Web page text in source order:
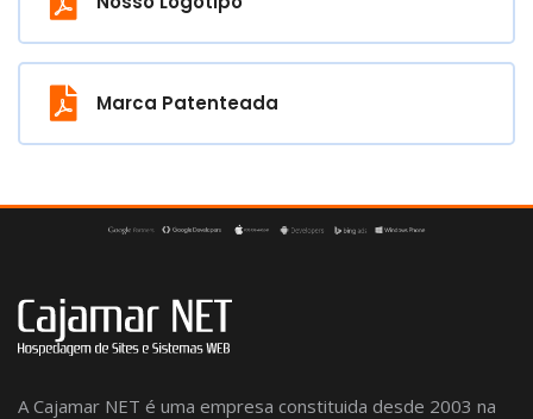
Marca Patenteada
A Cajamar NET é uma empresa constituida desde 2003 na